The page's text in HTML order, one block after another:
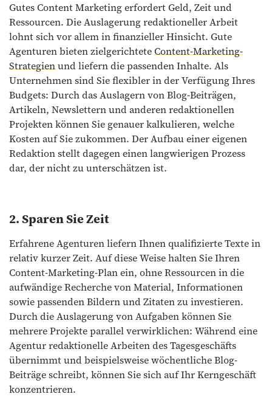
Gutes Content Marketing erfordert Geld, Zeit und
Ressourcen. Die Auslagerung redaktioneller Arbeit
lohnt sich vor allem in finanzieller Hinsicht. Gute
Agenturen bieten zielgerichteteContent-Marketing-
Strategienund liefern die passenden Inhalte. Als
Unternehmen sind Sie flexibler in der Verfügung Ihres
Budgets: Durch das Auslagern von Blog-Beiträgen,
Artikeln, Newslettern und anderen redaktionellen
Projekten können Sie genauer kalkulieren, welche
Kosten auf Sie zukommen. Der Aufbau einer eigenen
Redaktion stellt dagegen einen langwierigen Prozess
dar, der nicht zu unterschätzen ist.
2. Sparen Sie Zeit
Erfahrene Agenturen liefern Ihnen qualifizierte Texte in
relativ kurzer Zeit. Auf diese Weise halten Sie Ihren
Content-Marketing-Plan ein, ohne Ressourcen in die
aufwändige Recherche von Material, Informationen
sowie passenden Bildern und Zitaten zu investieren.
Durch die Auslagerung von Aufgaben können Sie
mehrere Projekte parallel verwirklichen: Während eine
Agentur redaktionelle Arbeiten des Tagesgeschäfts
übernimmt und beispielsweise wöchentliche Blog-
Beiträge schreibt, können Sie sich auf Ihr Kerngeschäft
konzentrieren.